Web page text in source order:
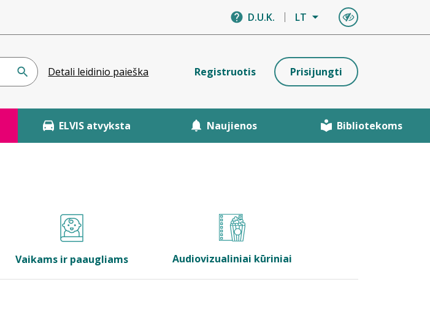
D.U.K. LT
Detali leidinio paieška Registruotis Prisijungti
ELVIS atvyksta Naujienos Bibliotekoms
Vaikams ir paaugliams Audiovizualiniai kūriniai